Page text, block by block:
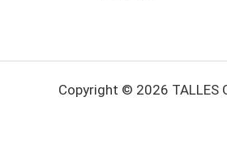
Copyright © 2026 TALLES